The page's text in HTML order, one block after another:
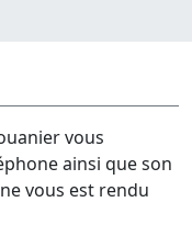
vous
ainsi que son
vous est rendu